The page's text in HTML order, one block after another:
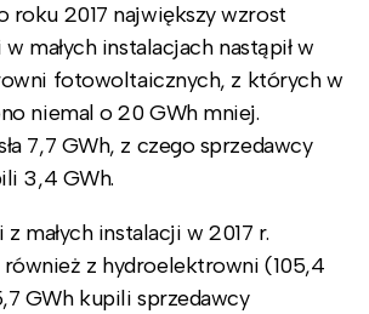
roku 2017 największy wzrost
małych instalacjach nastąpił w
fotowoltaicznych, z których w
niemal o 20 GWh mniej.
7,7 GWh, z czego sprzedawcy
3,4 GWh.
małych instalacji w 2017 r.
z hydroelektrowni (105,4
GWh kupili sprzedawcy